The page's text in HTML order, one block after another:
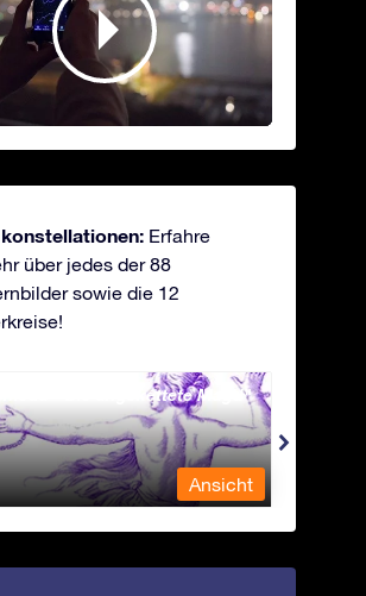
Erfahre
über jedes der 88
sowie die 12
- Die angekettete Magd
Ansicht